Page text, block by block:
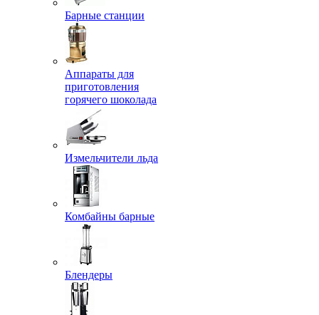
Барные станции
Аппараты для
приготовления
горячего шоколада
Измельчители льда
Комбайны барные
Блендеры